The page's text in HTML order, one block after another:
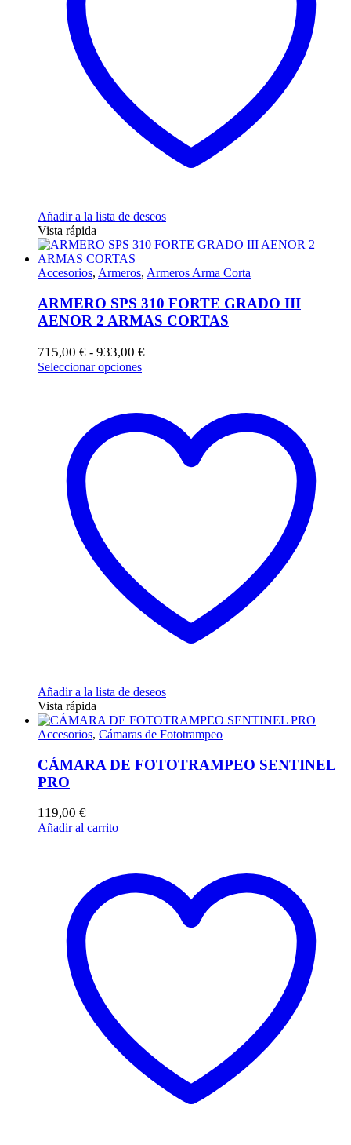
Añadir a la lista de deseos
Vista rápida
Accesorios, Armeros, Armeros Arma Corta
ARMERO SPS 310 FORTE GRADO III
AENOR 2 ARMAS CORTAS
715,00 € - 933,00 €
hasta
933,00 €
Seleccionar opcionesEste
variantes.
Las
opciones
Añadir a la lista de deseos
Vista rápida
Accesorios, Cámaras de Fototrampeo
CÁMARA DE FOTOTRAMPEO SENTINEL
PRO
119,00 €
Añadir al carrito